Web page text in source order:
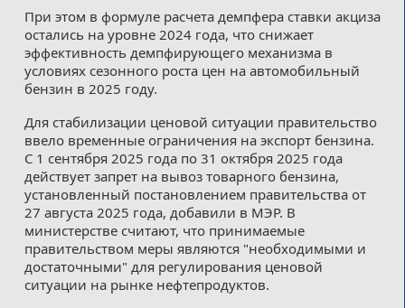
При этом в формуле расчета демпфера ставки акциза
остались на уровне 2024 года, что снижает
эффективность демпфирующего механизма в
условиях сезонного роста цен на автомобильный
бензин в 2025 году.
Для стабилизации ценовой ситуации правительство
ввело временные ограничения на экспорт бензина.
С 1 сентября 2025 года по 31 октября 2025 года
действует запрет на вывоз товарного бензина,
установленный постановлением правительства от
27 августа 2025 года, добавили в МЭР. В
министерстве считают, что принимаемые
правительством меры являются "необходимыми и
достаточными" для регулирования ценовой
ситуации на рынке нефтепродуктов.